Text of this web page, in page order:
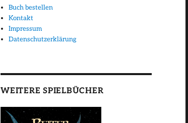
Buch bestellen
Kontakt
Impressum
Datenschutzerklärung
WEITERE SPIELBÜCHER